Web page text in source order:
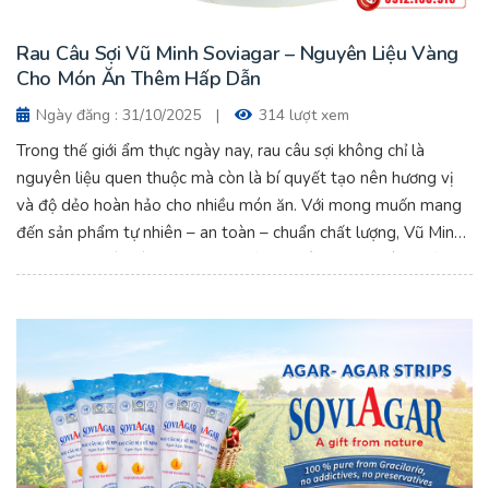
Rau Câu Sợi Vũ Minh Soviagar – Nguyên Liệu Vàng
Cho Món Ăn Thêm Hấp Dẫn
Ngày đăng : 31/10/2025 | 314 lượt xem
Trong thế giới ẩm thực ngày nay, rau câu sợi không chỉ là
nguyên liệu quen thuộc mà còn là bí quyết tạo nên hương vị
và độ dẻo hoàn hảo cho nhiều món ăn. Với mong muốn mang
đến sản phẩm tự nhiên – an toàn – chuẩn chất lượng, Vũ Minh